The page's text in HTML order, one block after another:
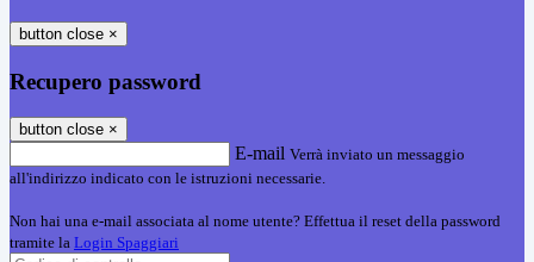
button close ×
Recupero password
button close ×
E-mail Verrà inviato un messaggio
all'indirizzo indicato con le istruzioni necessarie.
Non hai una e-mail associata al nome utente? Effettua il reset della password
tramite la Login Spaggiari